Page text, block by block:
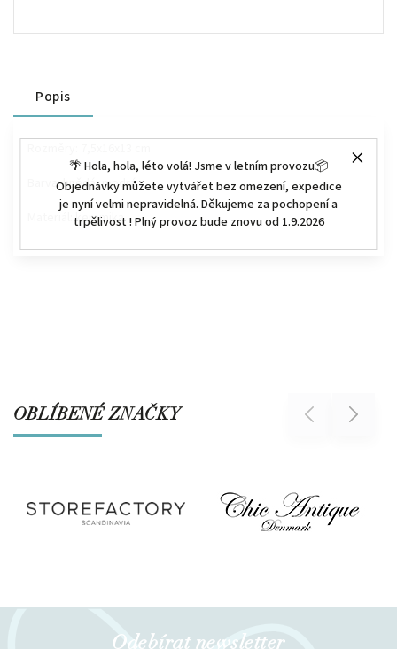
🌴 Hola, hola, léto volá! Jsme v letním provozu📦
Objednávky můžete vytvářet bez omezení, expedice
je nyní velmi nepravidelná. Děkujeme za pochopení a
trpělivost ! Plný provoz bude znovu od 1.9.2026
Popis
Barva: hnědá, modrá
Materiál: keramika
OBLÍBENÉ ZNAČKY Previous Next
Odebírat newsletter